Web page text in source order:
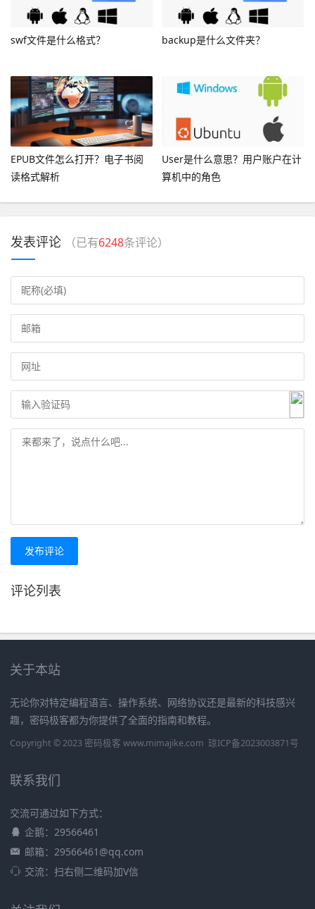
swf文件是什么格式？ backup是什么文件夹？
EPUB文件怎么打开？电子书阅
读格式解析
User是什么意思？用户账户在计
算机中的角色
发表评论 （已有6248条评论）
发布评论
评论列表
关于本站
无论你对特定编程语言、操作系统、网络协议还是最新的科技感兴
趣，密码极客都为你提供了全面的指南和教程。
Copyright © 2023 密码极客 www.mimajike.com 琼ICP备2023003871号
联系我们
交流可通过如下方式：
企鹅：29566461
邮箱：29566461@qq.com
交流：扫右侧二维码加V信